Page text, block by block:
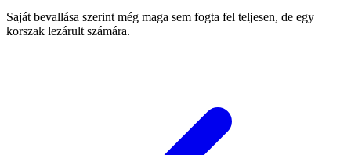
Saját bevallása szerint még maga sem fogta fel teljesen, de egy
korszak lezárult számára.